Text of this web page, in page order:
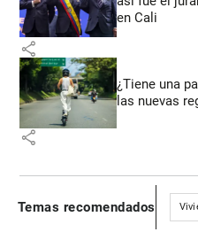
en Cali
share
¿Tiene una
las nuevas
share
Temas recomendados